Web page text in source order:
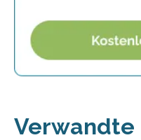
Verwandte